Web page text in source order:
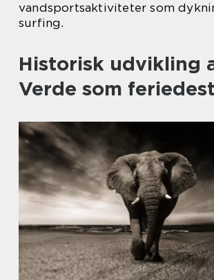
vandsportsaktiviteter som
surfing.
Historisk udvikling
Verde som